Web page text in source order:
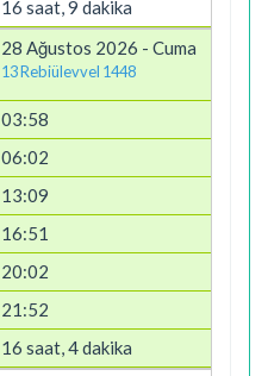
16 saat, 9 dakika
28 Ağustos 2026 - Cuma
13 Rebiülevvel 1448
03:58
06:02
13:09
16:51
20:02
21:52
16 saat, 4 dakika